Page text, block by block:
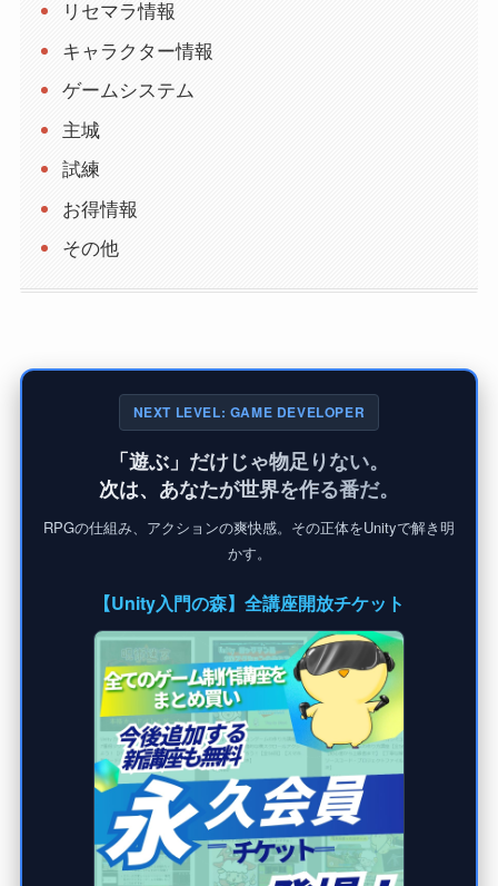
リセマラ情報
キャラクター情報
ゲームシステム
主城
試練
お得情報
その他
NEXT LEVEL: GAME DEVELOPER
「遊ぶ」だけじゃ物足りない。
次は、あなたが世界を作る番だ。
RPGの仕組み、アクションの爽快感。その正体をUnityで解き明
かす。
【Unity入門の森】全講座開放チケット